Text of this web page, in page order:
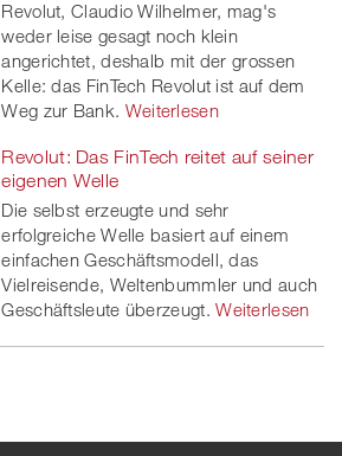
Revolut, Claudio Wilhelmer, mag's
weder leise gesagt noch klein
angerichtet, deshalb mit der grossen
Kelle: das FinTech Revolut ist auf dem
Weg zur Bank. Weiterlesen
Revolut: Das FinTech reitet auf seiner
eigenen Welle
Die selbst erzeugte und sehr
erfolgreiche Welle basiert auf einem
einfachen Geschäftsmodell, das
Vielreisende, Weltenbummler und auch
Geschäftsleute überzeugt. Weiterlesen